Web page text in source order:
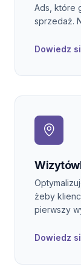
Ads, które
sprzedaż.
Dowiedz
żeby
pierwszy
Dowiedz